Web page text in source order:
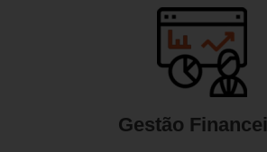
Gestão